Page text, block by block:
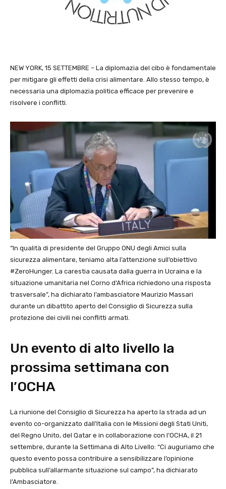
NEW YORK, 15 SETTEMBRE – La diplomazia del cibo è fondamentale
per mitigare gli effetti della crisi alimentare. Allo stesso tempo, è
necessaria una diplomazia politica efficace per prevenire e
risolvere i conflitti.
“In qualità di presidente del Gruppo ONU degli Amici sulla
sicurezza alimentare, teniamo alta l’attenzione sull’obiettivo
#ZeroHunger. La carestia causata dalla guerra in Ucraina e la
situazione umanitaria nel Corno d’Africa richiedono una risposta
trasversale”, ha dichiarato l’ambasciatore Maurizio Massari
durante un dibattito aperto del Consiglio di Sicurezza sulla
protezione dei civili nei conflitti armati.
Un evento di alto livello la
prossima settimana con
l’OCHA
La riunione del Consiglio di Sicurezza ha aperto la strada ad un
evento co-organizzato dall’Italia con le Missioni degli Stati Uniti,
del Regno Unito, del Qatar e in collaborazione con l’OCHA, il 21
settembre, durante la Settimana di Alto Livello: “Ci auguriamo che
questo evento possa contribuire a sensibilizzare l’opinione
pubblica sull’allarmante situazione sul campo”, ha dichiarato
l’Ambasciatore.